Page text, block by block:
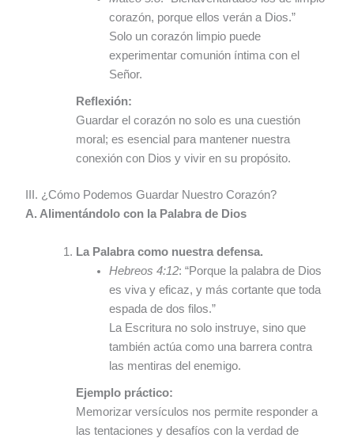
corazón, porque ellos verán a Dios.”
Solo un corazón limpio puede
experimentar comunión íntima con el
Señor.
Reflexión:
Guardar el corazón no solo es una cuestión
moral; es esencial para mantener nuestra
conexión con Dios y vivir en su propósito.
III. ¿Cómo Podemos Guardar Nuestro Corazón?
A. Alimentándolo con la Palabra de Dios
La Palabra como nuestra defensa.
Hebreos 4:12: “Porque la palabra de Dios
es viva y eficaz, y más cortante que toda
espada de dos filos.”
La Escritura no solo instruye, sino que
también actúa como una barrera contra
las mentiras del enemigo.
Ejemplo práctico:
Memorizar versículos nos permite responder a
las tentaciones y desafíos con la verdad de